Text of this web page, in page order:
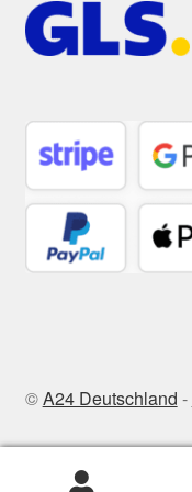
©A24 Deutschland -
Zoeken